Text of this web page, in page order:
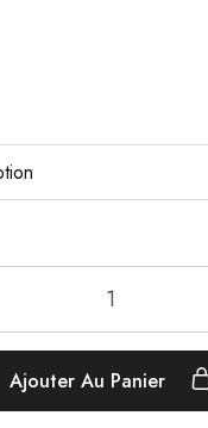
Ajouter Au Panier